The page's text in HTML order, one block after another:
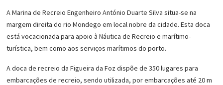
A Marina de Recreio Engenheiro António Duarte Silva situa-se na
margem direita do rio Mondego em local nobre da cidade. Esta doca
está vocacionada para apoio à Náutica de Recreio e marítimo-
turística, bem como aos serviços marítimos do porto.
A doca de recreio da Figueira da Foz dispõe de 350 lugares para
embarcações de recreio, sendo utilizada, por embarcações até 20 m